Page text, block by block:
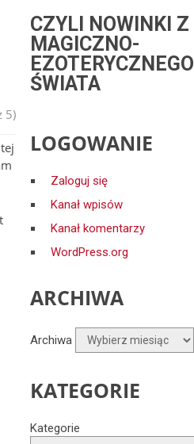
5)
CZYLI NOWINKI Z
MAGICZNO-
EZOTERYCZNEGO
ŚWIATA
LOGOWANIE
Zaloguj się
Kanał wpisów
Kanał komentarzy
WordPress.org
ARCHIWA
Archiwa
KATEGORIE
Kategorie